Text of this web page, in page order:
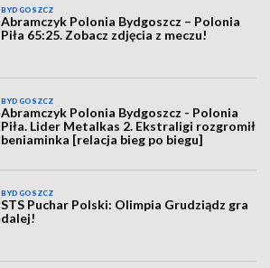
BYDGOSZCZ
Abramczyk Polonia Bydgoszcz – Polonia
Piła 65:25. Zobacz zdjęcia z meczu!
BYDGOSZCZ
Abramczyk Polonia Bydgoszcz - Polonia
Piła. Lider Metalkas 2. Ekstraligi rozgromił
beniaminka [relacja bieg po biegu]
BYDGOSZCZ
STS Puchar Polski: Olimpia Grudziądz gra
dalej!